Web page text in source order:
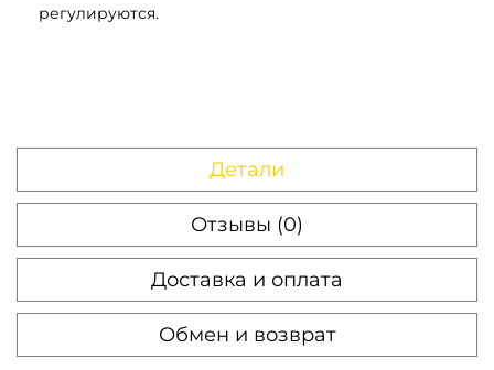
e
т
ч
р
регулируются.
Детали
Отзывы (0)
Доставка и оплата
Обмен и возврат